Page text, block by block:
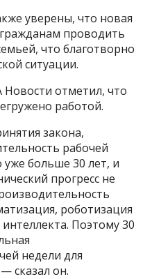
уверены, что новая
проводить
что благотворно
ситуации.
отметил, что
работой.
закона,
рабочей
больше 30 лет, и
прогресс не
роботизация
Поэтому 30
недели для
сказал он.